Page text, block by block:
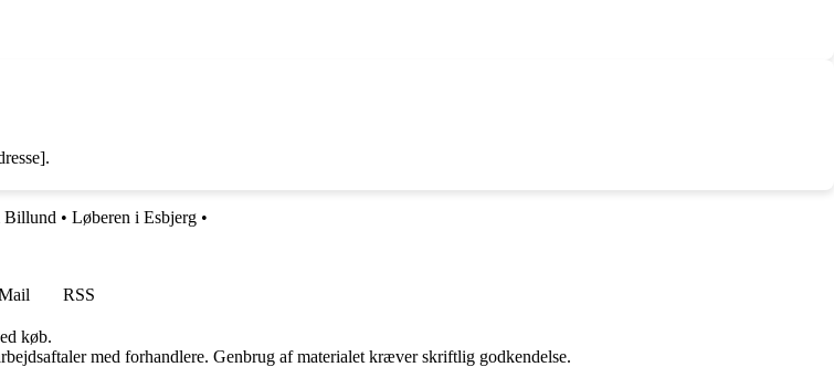
Billund • Løberen i Esbjerg •
RSS
køb.
med forhandlere. Genbrug af materialet kræver skriftlig godkendelse.